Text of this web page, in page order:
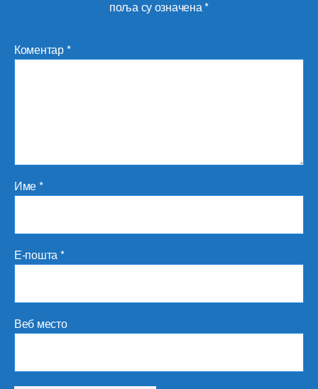
поља су означена*
Коментар*
Име*
Е-пошта *
Веб место